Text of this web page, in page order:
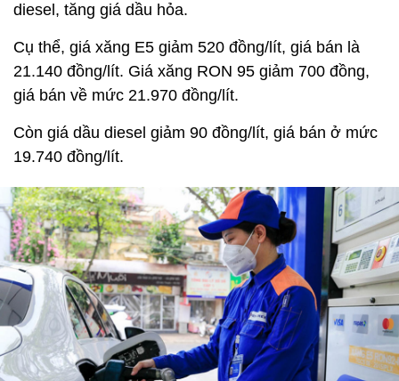
diesel, tăng giá dầu hỏa.
Cụ thể, giá xăng E5 giảm 520 đồng/lít, giá bán là
21.140 đồng/lít. Giá xăng RON 95 giảm 700 đồng,
giá bán về mức 21.970 đồng/lít.
Còn giá dầu diesel giảm 90 đồng/lít, giá bán ở mức
19.740 đồng/lít.